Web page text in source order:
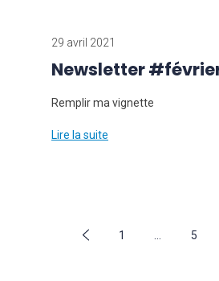
29 avril 2021
Newsletter
Remplir ma vignette
Lire la suite
1 5